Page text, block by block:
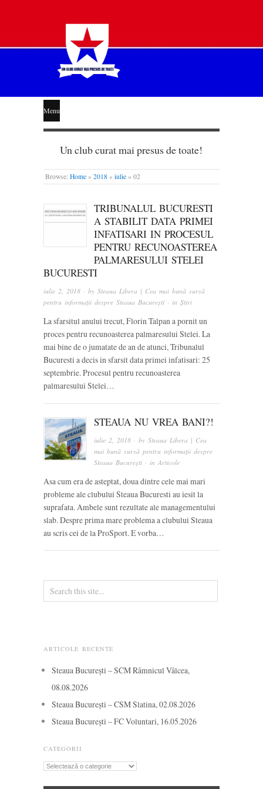
STEAUA
LIBERĂ
Menu
Un club curat mai presus de toate!
Browse: Home » 2018 » iulie » 02
TRIBUNALUL BUCURESTI
A STABILIT DATA PRIMEI
INFATISARI IN PROCESUL
PENTRU RECUNOASTEREA
PALMARESULUI STELEI
BUCURESTI
iulie 2, 2018 · by Steaua Libera | Cea mai bună sursă
pentru informații despre Steaua București · in Știri
La sfarsitul anului trecut, Florin Talpan a pornit un
proces pentru recunoasterea palmaresului Stelei. La
mai bine de o jumatate de an de atunci, Tribunalul
Bucuresti a decis in sfarsit data primei infatisari: 25
septembrie. Procesul pentru recunoasterea
palmaresului Stelei…
STEAUA NU VREA BANI?!
iulie 2, 2018 · bySteaua Libera | Cea
mai bună sursă pentru informații despre
Steaua București · inArticole
Asa cum era de asteptat, doua dintre cele mai mari
probleme ale clubului Steaua Bucuresti au iesit la
suprafata. Ambele sunt rezultate ale managementului
slab. Despre prima mare problema a clubului Steaua
au scris cei de la ProSport. E vorba…
ARTICOLE RECENTE
Steaua București – SCM Râmnicul Vâlcea,
08.08.2026
Steaua București – CSM Slatina, 02.08.2026
Steaua București – FC Voluntari, 16.05.2026
CATEGORII
Categorii